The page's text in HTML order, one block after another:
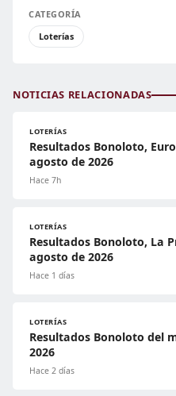
CATEGORÍA
Loterías
NOTICIAS RELACIONADAS
LOTERÍAS
Resultados Bonoloto,
agosto de 2026
Hace 7h
LOTERÍAS
Resultados Bonoloto, La
agosto de 2026
Hace 1 días
LOTERÍAS
Resultados Bonoloto del
2026
Hace 2 días